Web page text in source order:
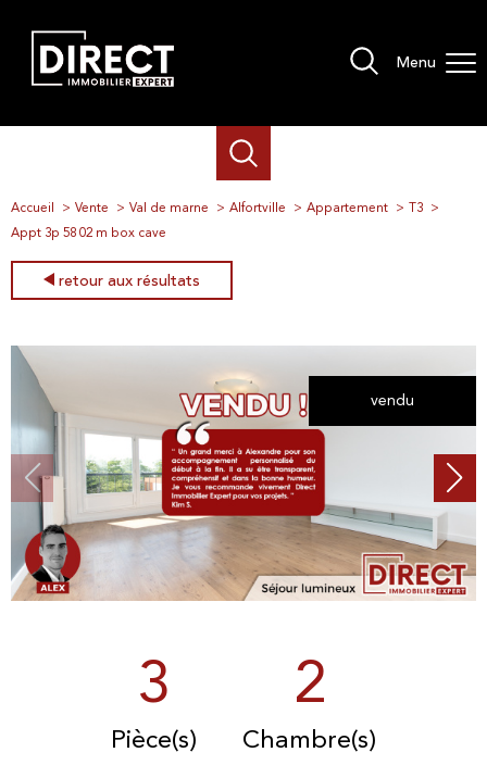
Menu
Accueil Vente Val de marne Alfortville Appartement
T3
Appt 3p 58 02 m box cave
retour aux résultats
vendu
3
Pièce(s)
2
Chambre(s)